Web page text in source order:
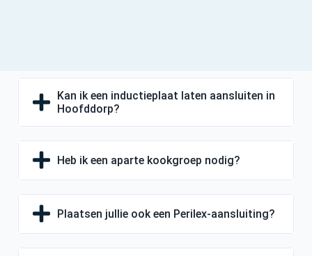
Kan ik een inductieplaat laten aansluiten in
Hoofddorp?
Heb ik een aparte kookgroep nodig?
Plaatsen jullie ook een Perilex-aansluiting?